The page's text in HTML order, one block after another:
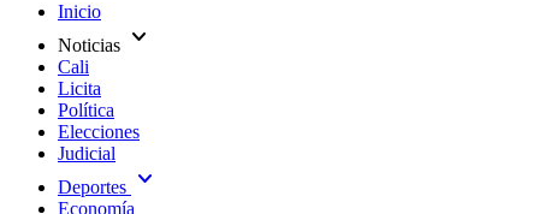
Inicio
Noticias expand_more
Cali
Licita
Política
Elecciones
Judicial
Deportes expand_more
Economía